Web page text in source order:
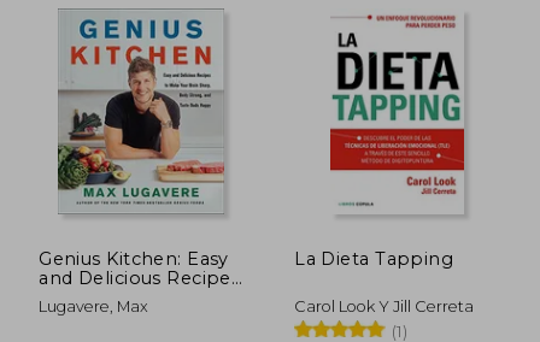
Genius Kitchen: Easy
and Delicious Recipes
to Make Your Brain
Sharp, Body Strong,
Lugavere, Max
La Dieta Tapping
Carol Look Y Jill Cerreta
(1)